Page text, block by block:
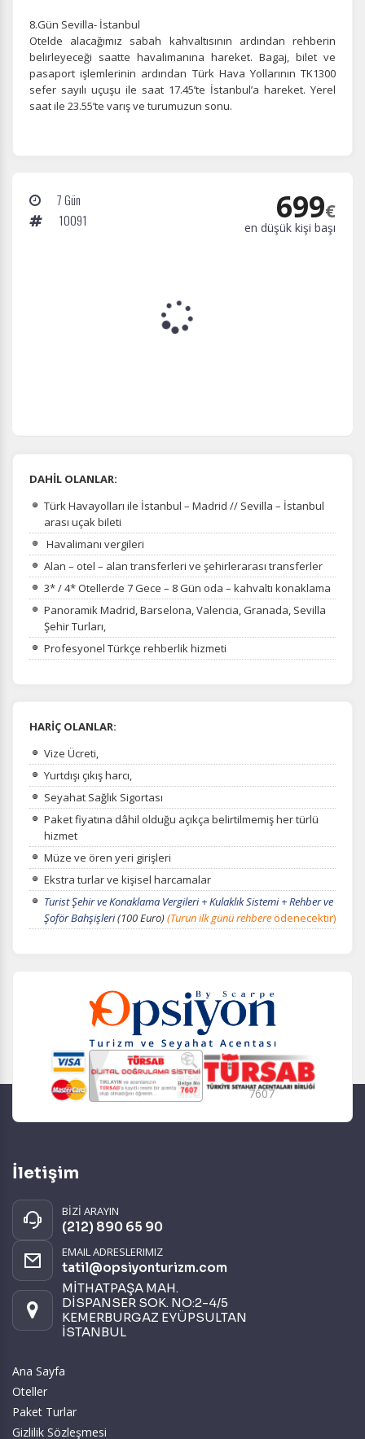
8.Gün Sevilla- İstanbul
Otelde alacağımız sabah kahvaltısının ardından rehberin
belirleyeceği saatte havalimanına hareket. Bagaj, bilet ve
pasaport işlemlerinin ardından Türk Hava Yollarının TK1300
sefer sayılı uçuşu ile saat 17.45’te İstanbul’a hareket. Yerel
saat ile 23.55’te varışve turumuzun sonu.
7 Gün
10091
699€
en düşük kişi başı
DAHİL OLANLAR:
Türk Havayolları ile İstanbul – Madrid // Sevilla – İstanbul
arası uçak bileti
Havalimanı vergileri
Alan – otel – alan transferleri ve şehirlerarası transferler
3* / 4* Otellerde 7 Gece – 8 Gün oda – kahvaltı konaklama
Panoramik Madrid, Barselona, Valencia, Granada, Sevilla
Şehir Turları,
Profesyonel Türkçe rehberlik hizmeti
HARİÇ OLANLAR:
Vize Ücreti,
Yurtdışı çıkış harcı,
Seyahat Sağlık Sigortası
Paket fiyatına dâhil olduğu açıkça belirtilmemiş her türlü
hizmet
Müze ve ören yeri girişleri
Ekstra turlar ve kişisel harcamalar
Turist Şehir ve Konaklama Vergileri + Kulaklık Sistemi + Rehber ve
Şoför Bahşişleri(100 Euro)(Turun ilk günü rehbereödenecektir)
7607
İletişim
BİZİ ARAYIN
(212) 890 65 90
EMAIL ADRESLERIMIZ
tatil@opsiyonturizm.com
MİTHATPAŞA MAH.
DİSPANSER SOK. NO:2-4/5
KEMERBURGAZ EYÜPSULTAN
İSTANBUL
Ana Sayfa
Oteller
Paket Turlar
Gizlilik Sözleşmesi